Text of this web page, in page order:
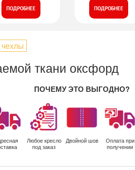
ПОДРОБНЕЕ ПОДРОБНЕЕ
ткани оксфорд
ПОЧЕМУ ЭТО ВЫГОДНО?
Любое кресло
под заказ
Двойной шов
Оплата при
получении